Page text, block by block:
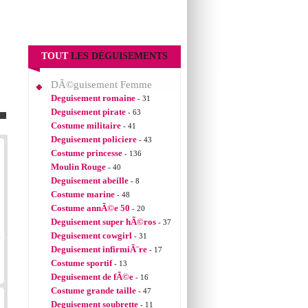
TOUT LES DÉGUISEMENTS
DÃ©guisement Femme
Deguisement romaine - 31
Deguisement pirate - 63
Costume militaire - 41
Deguisement policiere - 43
Costume princesse - 136
Moulin Rouge - 40
Deguisement abeille - 8
Costume marine - 48
Costume annÃ©e 50 - 20
Deguisement super hÃ©ros - 37
Deguisement cowgirl - 31
Deguisement infirmiÃ¨re - 17
Costume sportif- 13
Deguisement de fÃ©e - 16
Costume grande taille - 47
Deguisement soubrette - 11